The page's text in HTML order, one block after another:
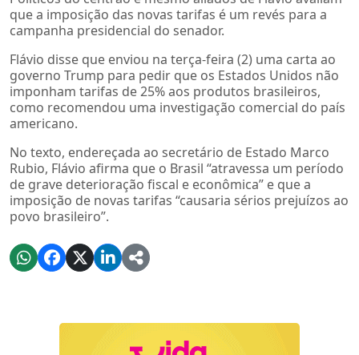
que a imposição das novas tarifas é um revés para a
campanha presidencial do senador.
Flávio disse que enviou na terça-feira (2) uma carta ao
governo Trump para pedir que os Estados Unidos não
imponham tarifas de 25% aos produtos brasileiros,
como recomendou uma investigação comercial do país
americano.
No texto, endereçada ao secretário de Estado Marco
Rubio, Flávio afirma que o Brasil “atravessa um período
de grave deterioração fiscal e econômica” e que a
imposição de novas tarifas “causaria sérios prejuízos ao
povo brasileiro”.